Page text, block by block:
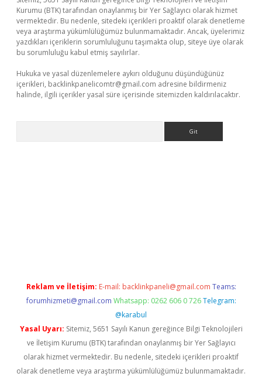
Kurumu (BTK) tarafından onaylanmış bir Yer Sağlayıcı olarak hizmet
vermektedir. Bu nedenle, sitedeki içerikleri proaktif olarak denetleme
veya araştırma yükümlülüğümüz bulunmamaktadır. Ancak, üyelerimiz
yazdıkları içeriklerin sorumluluğunu taşımakta olup, siteye üye olarak
bu sorumluluğu kabul etmiş sayılırlar.
Hukuka ve yasal düzenlemelere aykırı olduğunu düşündüğünüz
içerikleri, backlinkpanelicomtr@gmail.com adresine bildirmeniz
halinde, ilgili içerikler yasal süre içerisinde sitemizden kaldırılacaktır.
Reklam ve İletişim: E-mail: backlinkpaneli@gmail.com Teams:
forumhizmeti@gmail.com Whatsapp: 0262 606 0 726 Telegram:
@karabul
Yasal Uyarı: Sitemiz, 5651 Sayılı Kanun gereğince Bilgi Teknolojileri
ve İletişim Kurumu (BTK) tarafından onaylanmış bir Yer Sağlayıcı
olarak hizmet vermektedir. Bu nedenle, sitedeki içerikleri proaktif
olarak denetleme veya araştırma yükümlülüğümüz bulunmamaktadır.